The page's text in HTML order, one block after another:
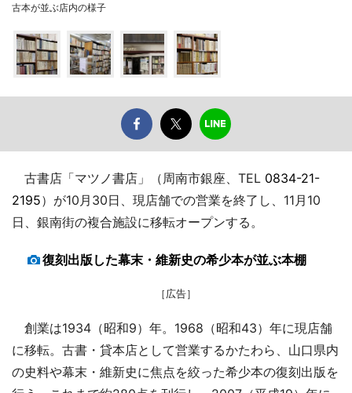
古本が並ぶ店内の様子
古書店「マツノ書店」（周南市銀座、TEL 0834-21-
2195）が10月30日、現店舗での営業を終了し、11月10
日、銀南街の複合施設に移転オープンする。
復刻出版した幕末・維新史の希少本が並ぶ本棚
［広告］
創業は1934（昭和9）年。1968（昭和43）年に現店舗
に移転。古書・貸本店として営業するかたわら、山口県内
の史料や幕末・維新史に焦点を絞った希少本の復刻出版を